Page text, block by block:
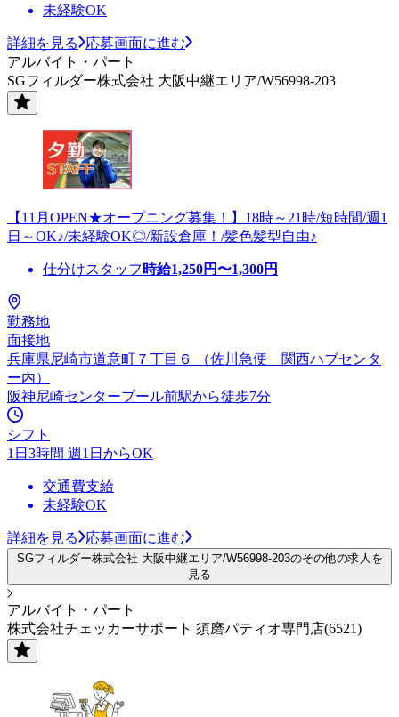
未経験OK
詳細を見る
応募画面に進む
アルバイト・パート
SGフィルダー株式会社 大阪中継エリア/W56998-203
【11月OPEN★オープニング募集！】18時～21時/短時間/週1
日～OK♪/未経験OK◎/新設倉庫！/髪色髪型自由♪
仕分けスタッフ 時給1,250円〜1,300円
勤務地
面接地
兵庫県尼崎市道意町７丁目６ （佐川急便 関西ハブセンタ
ー内）
阪神尼崎センタープール前駅から徒歩7分
シフト
1日3時間 週1日からOK
交通費支給
未経験OK
詳細を見る 応募画面に進む
SGフィルダー株式会社 大阪中継エリア/W56998-203のその他の求人を
見る
アルバイト・パート
株式会社チェッカーサポート 須磨パティオ専門店(6521)